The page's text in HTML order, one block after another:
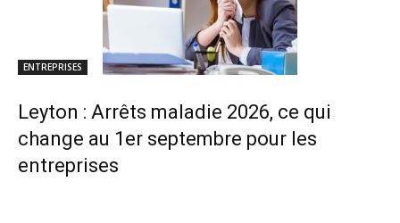
ENTREPRISES
Leyton : Arrêts maladie 2026, ce qui
change au 1er septembre pour les
entreprises